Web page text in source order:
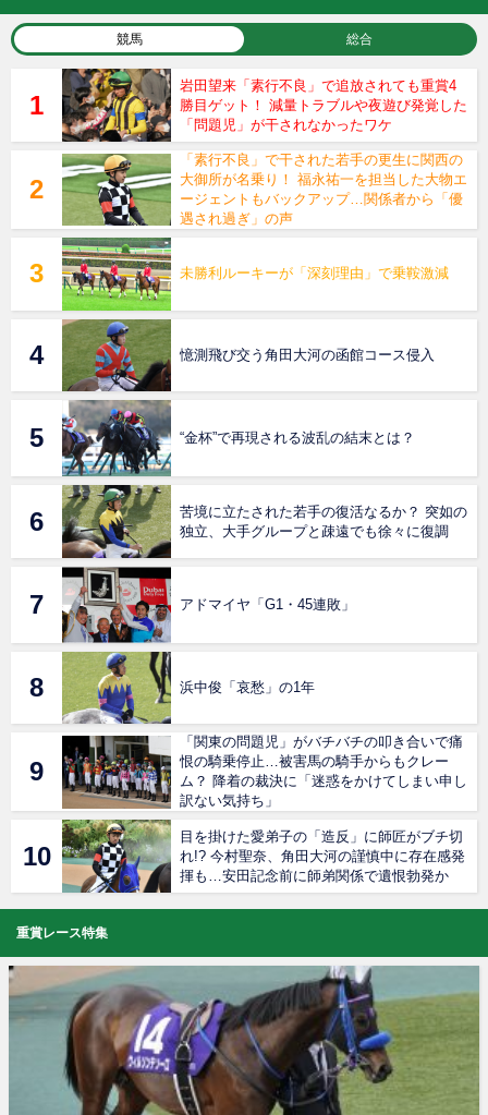
競馬 総合
岩田望来「素行不良」で追放されても重賞4
勝目ゲット！ 減量トラブルや夜遊び発覚した
「問題児」が干されなかったワケ
「素行不良」で干された若手の更生に関西の
大御所が名乗り！ 福永祐一を担当した大物エ
ージェントもバックアップ…関係者から「優
遇され過ぎ」の声
未勝利ルーキーが「深刻理由」で乗鞍激減
憶測飛び交う角田大河の函館コース侵入
“金杯”で再現される波乱の結末とは？
苦境に立たされた若手の復活なるか？ 突如の
独立、大手グループと疎遠でも徐々に復調
アドマイヤ「G1・45連敗」
浜中俊「哀愁」の1年
「関東の問題児」がバチバチの叩き合いで痛
恨の騎乗停止…被害馬の騎手からもクレー
ム？ 降着の裁決に「迷惑をかけてしまい申し
訳ない気持ち」
目を掛けた愛弟子の「造反」に師匠がブチ切
れ!? 今村聖奈、角田大河の謹慎中に存在感発
揮も…安田記念前に師弟関係で遺恨勃発か
重賞レース特集